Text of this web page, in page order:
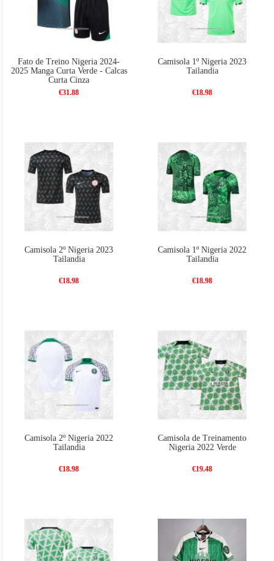
Fato de Treino Nigeria 2024-
2025 Manga Curta Verde - Calcas
Curta Cinza
€31.88
Camisola 1º Nigeria 2023
Tailandia
€18.98
Camisola 2º Nigeria 2023
Tailandia
€18.98
Camisola 1º Nigeria 2022
Tailandia
€18.98
Camisola 2º Nigeria 2022
Tailandia
€18.98
Camisola de Treinamento
Nigeria 2022 Verde
€19.48